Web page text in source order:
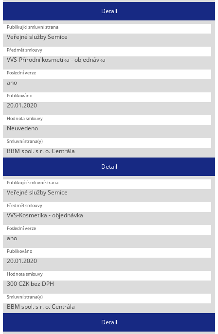
Detail
Veřejné služby Semice
VVS-Přírodní kosmetika - objednávka
ano
20.01.2020
Neuvedeno
BBM spol. s r. o. Centrála
Detail
Veřejné služby Semice
VVS-Kosmetika - objednávka
ano
20.01.2020
300 CZK bez DPH
BBM spol. s r. o. Centrála
Detail